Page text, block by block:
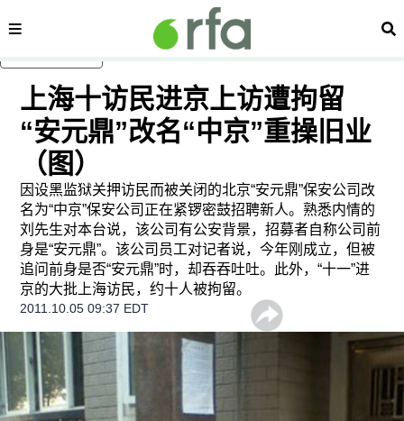
内容分类 搜
上海十访民进京上访遭拘留
“安元鼎”改名“中京”重操旧业
（图）
因设黑监狱关押访民而被关闭的北京“安元鼎”保安公司改
名为“中京”保安公司正在紧锣密鼓招聘新人。熟悉内情的
刘先生对本台说，该公司有公安背景，招募者自称公司前
身是“安元鼎”。该公司员工对记者说，今年刚成立，但被
追问前身是否“安元鼎”时，却吞吞吐吐。此外，“十一”进
京的大批上海访民，约十人被拘留。
2011.10.05 09:37 EDT